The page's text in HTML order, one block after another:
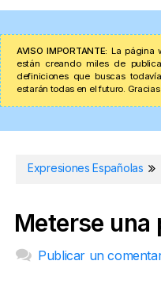
AVISO IMPORTANTE: La página
están creando miles de
definiciones que buscas
estarán todas en el futuro.
Expresiones Españolas
Meterse una
Publicar un